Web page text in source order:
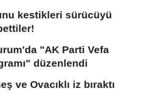
kestikleri sürücüyü
"AK Parti Vefa
düzenlendi
ve Ovacıklı iz bıraktı